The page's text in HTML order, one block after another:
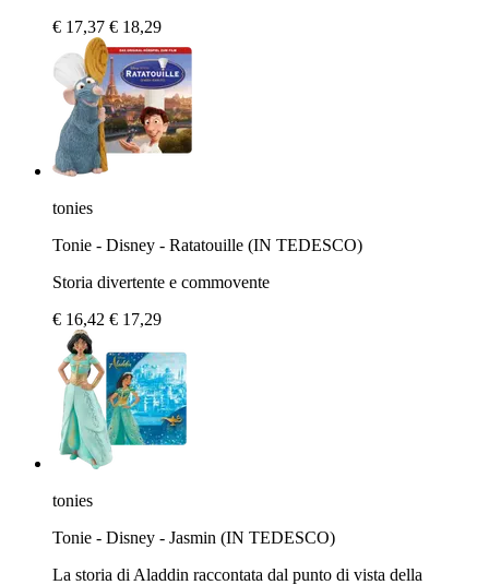
€ 17,37 € 18,29
tonies
Tonie - Disney - Ratatouille (IN TEDESCO)
Storia divertente e commovente
€ 16,42 € 17,29
tonies
Tonie - Disney - Jasmin (IN TEDESCO)
La storia di Aladdin raccontata dal punto di vista della